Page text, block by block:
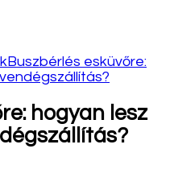
Buszbérlés esküvőre:
hogyan lesz